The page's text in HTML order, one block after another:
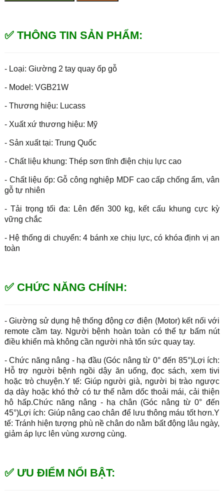
✅ THÔNG TIN SẢN PHẨM:
- Loại: Giường 2 tay quay ốp gỗ
- Model: VGB21W
- Thương hiệu: Lucass
- Xuất xứ thương hiệu: Mỹ
- Sản xuất tại: Trung Quốc
- Chất liệu khung: Thép sơn tĩnh điện chịu lực cao
- Chất liệu ốp: Gỗ công nghiệp MDF cao cấp chống ẩm, vân
gỗ tự nhiên
- Tải trọng tối đa: Lên đến 300 kg, kết cấu khung cực kỳ
vững chắc
- Hệ thống di chuyển: 4 bánh xe chịu lực, có khóa định vị an
toàn
✅ CHỨC NĂNG CHÍNH:
- Giường sử dụng hệ thống động cơ điện (Motor) kết nối với
remote cầm tay. Người bệnh hoàn toàn có thể tự bấm nút
điều khiển mà không cần người nhà tốn sức quay tay.
- Chức năng nâng - hạ đầu (Góc nâng từ 0° đến 85°)Lợi ích:
Hỗ trợ người bệnh ngồi dậy ăn uống, đọc sách, xem tivi
hoặc trò chuyện.Y tế: Giúp người già, người bị trào ngược
dạ dày hoặc khó thở có tư thế nằm dốc thoải mái, cải thiện
hô hấp.Chức năng nâng - hạ chân (Góc nâng từ 0° đến
45°)Lợi ích: Giúp nâng cao chân để lưu thông máu tốt hơn.Y
tế: Tránh hiện tượng phù nề chân do nằm bất động lâu ngày,
giảm áp lực lên vùng xương cùng.
✅ ƯU ĐIỂM NỔI BẬT: